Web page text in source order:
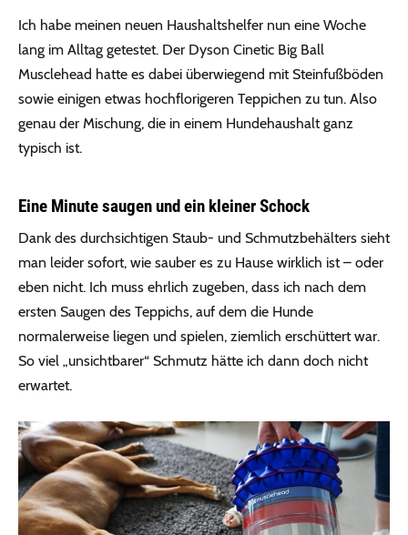
Ich habe meinen neuen Haushaltshelfer nun eine Woche
lang im Alltag getestet. Der Dyson Cinetic Big Ball
Musclehead hatte es dabei überwiegend mit Steinfußböden
sowie einigen etwas hochflorigeren Teppichen zu tun. Also
genau der Mischung, die in einem Hundehaushalt ganz
typisch ist.
Eine Minute saugen und ein kleiner Schock
Dank des durchsichtigen Staub- und Schmutzbehälters sieht
man leider sofort, wie sauber es zu Hause wirklich ist – oder
eben nicht. Ich muss ehrlich zugeben, dass ich nach dem
ersten Saugen des Teppichs, auf dem die Hunde
normalerweise liegen und spielen, ziemlich erschüttert war.
So viel „unsichtbarer“ Schmutz hätte ich dann doch nicht
erwartet.